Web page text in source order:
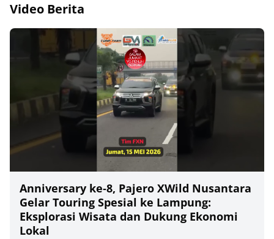
Video Berita
Anniversary ke‑8, Pajero XWild Nusantara
Gelar Touring Spesial ke Lampung:
Eksplorasi Wisata dan Dukung Ekonomi
Lokal